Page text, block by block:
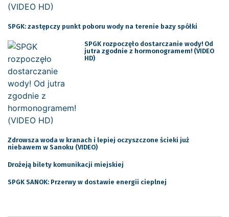
SPGK: zastępczy punkt poboru wody na terenie bazy spółki
SPGK rozpoczęło dostarczanie wody! Od
jutra zgodnie z hormonogramem! (VIDEO
HD)
Zdrowsza woda w kranach i lepiej oczyszczone ścieki już
niebawem w Sanoku (VIDEO)
Drożeją bilety komunikacji miejskiej
SPGK SANOK: Przerwy w dostawie energii cieplnej